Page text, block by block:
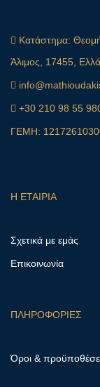
Κατάστημα:
Άλιμος, 17455,
+30 210 98 55
ΓΕΜΗ:
Η ΕΤΑΙΡΙΑ
Σχετικά με εμάς
Επικοινωνία
ΠΛΗΡΟΦΟΡΙΕΣ
Όροι &